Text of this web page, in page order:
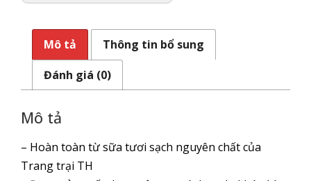
Mô tả
Thông tin bổ sung
Đánh giá (0)
Mô tả
– Hoàn toàn từ sữa tươi sạch nguyên chất của
Trang trại TH